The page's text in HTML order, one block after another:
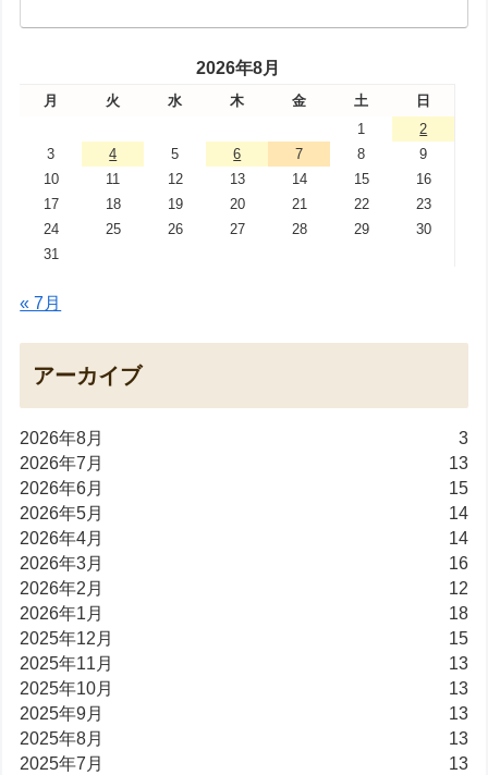
2026年8月
月 火 水 木 金 土
日
1
2
3
4 5 6 7 8
9
10
11 12 13 14 15
16
17
18 19 20 21 22
23
24
25 26 27 28 29
30
31
« 7月
アーカイブ
2026年8月
3
2026年7月
13
2026年6月
15
2026年5月
14
2026年4月
14
2026年3月
16
2026年2月
12
2026年1月
18
2025年12月
15
2025年11月
13
2025年10月
13
2025年9月
13
2025年8月
13
2025年7月
13